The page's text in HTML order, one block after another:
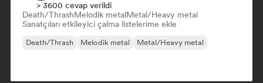
> 3600 cevap verildi
Death/ThrashMelodik metalMetal/Heavy metal
Sanatçıları etkileyici çalma listelerime ekle
Death/Thrash Melodik metal Metal/Heavy metal